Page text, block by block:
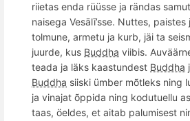
riietas enda rüüsse ja rändas
naisega Vesālī’sse. Nuttes, paistes
tolmune, armetu ja kurb, jäi ta
juurde, kus Buddha viibis. Auvää
teada ja läks kaastundest Buddha
Buddha siiski ümber mõtleks ning
ja vinajat õppida ning kodutuellu
taas, öeldes, et aitab palumisest